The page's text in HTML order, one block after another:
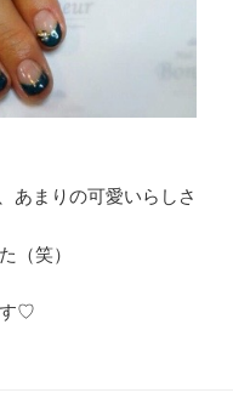
あまりの可愛いらしさ
（笑）
す♡